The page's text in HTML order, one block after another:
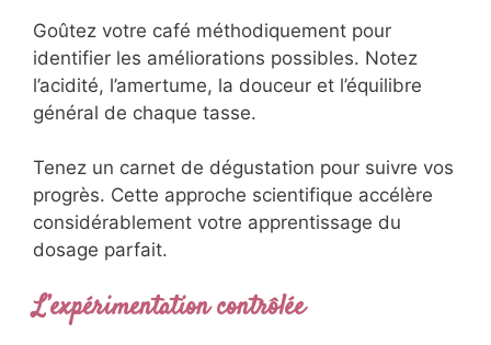
Goûtez votre café méthodiquement pour
identifier les améliorations possibles. Notez
l’acidité, l’amertume, la douceur et l’équilibre
général de chaque tasse.
Tenez un carnet de dégustation pour suivre vos
progrès. Cette approche scientifique accélère
considérablement votre apprentissage du
dosage parfait.
L’expérimentation contrôlée